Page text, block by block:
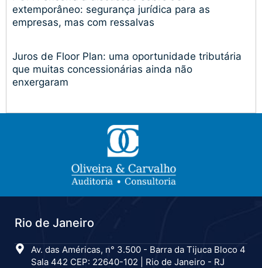
extemporâneo: segurança jurídica para as
empresas, mas com ressalvas
Juros de Floor Plan: uma oportunidade tributária
que muitas concessionárias ainda não
enxergaram
Rio de Janeiro
Av. das Américas, n° 3.500 - Barra da Tijuca Bloco 4
Sala 442 CEP: 22640-102 | Rio de Janeiro - RJ